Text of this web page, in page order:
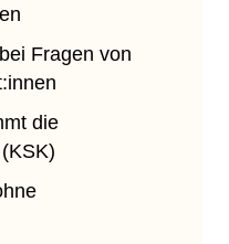
Fragen von
die